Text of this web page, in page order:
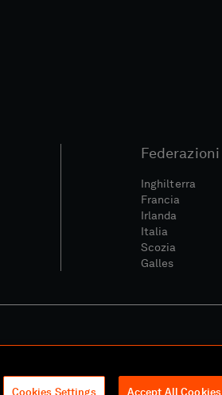
Federazioni
Inghilterra
Francia
Irlanda
Italia
Scozia
Galles
Politica Sociale E Digitale
Cookies Settings Accept All Cookies